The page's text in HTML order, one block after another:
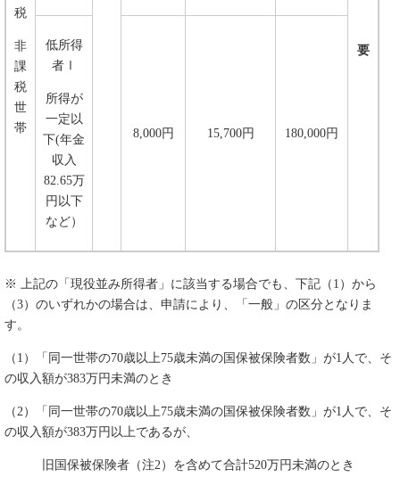
税
非
課
税
世
帯
要
低所得
者Ⅰ
所得が
一定以
下(年金
収入
82.65万
円以下
など）
8,000円 15,700円 180,000円
※ 上記の「現役並み所得者」に該当する場合でも、下記（1）から
（3）のいずれかの場合は、申請により、「一般」の区分となりま
す。
（1）「同一世帯の70歳以上75歳未満の国保被保険者数」が1人で、そ
の収入額が383万円未満のとき
（2）「同一世帯の70歳以上75歳未満の国保被保険者数」が1人で、そ
の収入額が383万円以上であるが、
旧国保被保険者（注2）を含めて合計520万円未満のとき